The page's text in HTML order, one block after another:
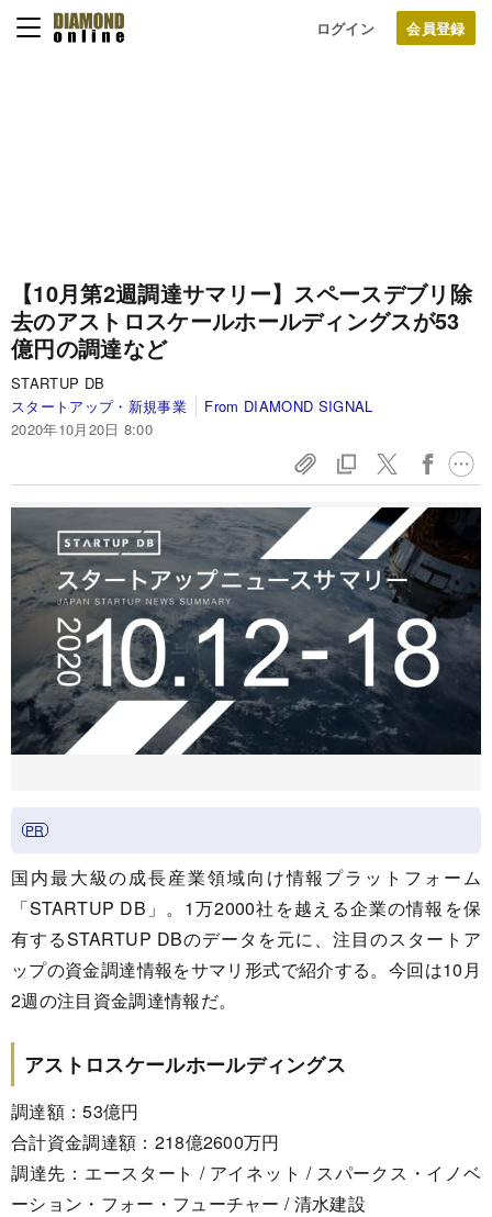
ログイン
【10月第2週調達サマリー】スペースデブリ除
去のアストロスケールホールディングスが53
億円の調達など
STARTUP DB
スタートアップ・新規事業
From DIAMOND SIGNAL
2020年10月20日 8:00
国内最大級の成長産業領域向け情報プラットフォーム
「STARTUP DB」。1万2000社を越える企業の情報を保
有するSTARTUP DBのデータを元に、注目のスタートア
ップの資金調達情報をサマリ形式で紹介する。今回は10月
2週の注目資金調達情報だ。
アストロスケールホールディングス
調達額：53億円
合計資金調達額：218億2600万円
調達先：エースタート / アイネット / スパークス・イノベ
ーション・フォー・フューチャー / 清水建設